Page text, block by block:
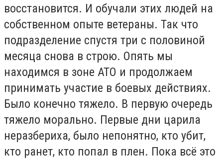
восстановится. И обучали этих людей на
собственном опыте ветераны. Так что
подразделение спустя три с половиной
месяца снова в строю. Опять мы
находимся в зоне АТО и продолжаем
принимать участие в боевых действиях.
Было конечно тяжело. В первую очередь
тяжело морально. Первые дни царила
неразбериха, было непонятно, кто убит,
кто ранет, кто попал в плен. Пока всё это